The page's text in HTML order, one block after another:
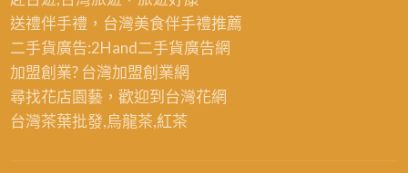
送禮伴手禮，台灣美食伴手禮推薦
二手貨廣告:2Hand二手貨廣告網
加盟創業? 台灣加盟創業網
尋找花店園藝，歡迎到台灣花網
台灣茶葉批發,烏龍茶,紅茶